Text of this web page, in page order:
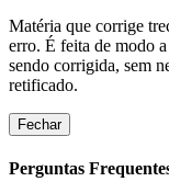
Matéria que corrige
erro. É feita de modo
sendo corrigida, sem
retificado.
Fechar
Perguntas